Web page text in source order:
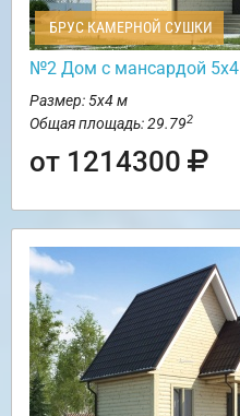
БРУС КАМЕРНОЙ СУШКИ
№2 Дом с мансардой 5х4
Размер: 5х4 м
Общая площадь: 29.792
от 1214300